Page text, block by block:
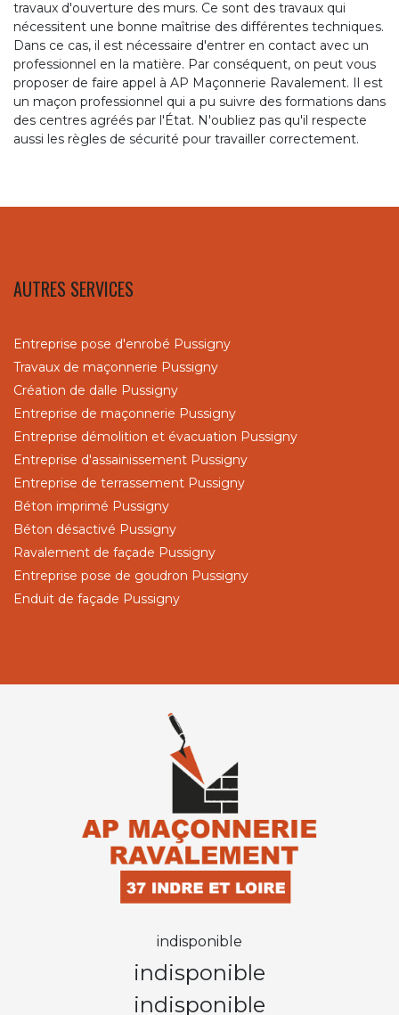
travaux d'ouverture des murs. Ce sont des travaux qui
nécessitent une bonne maîtrise des différentes techniques.
Dans ce cas, il est nécessaire d'entrer en contact avec un
professionnel en la matière. Par conséquent, on peut vous
proposer de faire appel à AP Maçonnerie Ravalement. Il est
un maçon professionnel qui a pu suivre des formations dans
des centres agréés par l'État. N'oubliez pas qu'il respecte
aussi les règles de sécurité pour travailler correctement.
AUTRES SERVICES
Entreprise pose d'enrobé Pussigny
Travaux de maçonnerie Pussigny
Création de dalle Pussigny
Entreprise de maçonnerie Pussigny
Entreprise démolition et évacuation Pussigny
Entreprise d'assainissement Pussigny
Entreprise de terrassement Pussigny
Béton imprimé Pussigny
Béton désactivé Pussigny
Ravalement de façade Pussigny
Entreprise pose de goudron Pussigny
Enduit de façade Pussigny
indisponible
indisponible
indisponible